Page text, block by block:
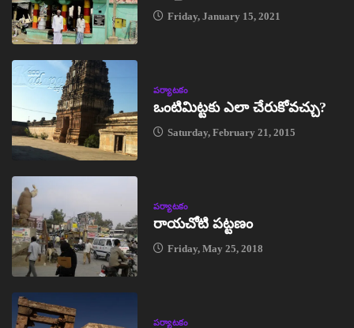
Friday, January 15, 2021
పర్యాటకం
ఒంటిమిట్టకు ఎలా చేరుకోవచ్చు?
Saturday, February 21, 2015
పర్యాటకం
రాయచోటి పట్టణం
Friday, May 25, 2018
పర్యాటకం